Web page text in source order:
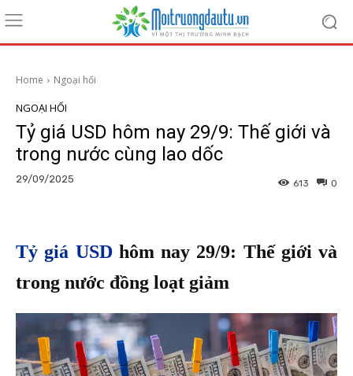
Home Ngoại hối
NGOẠI HỐI
Tỷ giá USD hôm nay 29/9: Thế giới và
trong nước cùng lao dốc
29/09/2025 0
613
Tỷ giá USDhôm nay 29/9: Thế giới và
trong nước đồng loạt giảm